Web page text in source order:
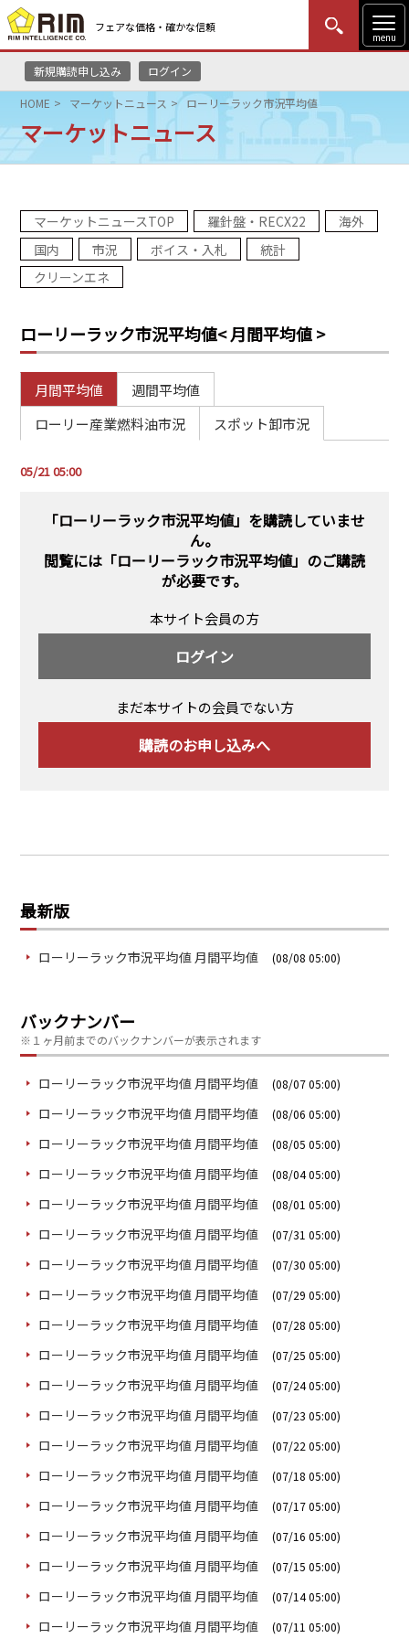
フェアな価格・確かな信頼
menu
新規購読申し込み ログイン
MENU
はじめての方
HOME
リムレポート
メソドロジー
コンサルティング
PRA原則
Q & A
お問い合わせ
サイトマップ
Rim Energy Media(韓国語)
HOME マーケットニュース ローリーラック市況平均値
マーケットニュース
マーケットニュースTOP 羅針盤・RECX22
海外
国内
市況 ボイス・入札
統計
クリーンエネ
ローリーラック市況平均値< 月間平均値 >
月間平均値
週間平均値
ローリー産業燃料油市況
スポット卸市況
05/21 05:00
「ローリーラック市況平均値」を購読していませ
ん。
閲覧には 「ローリーラック市況平均値」のご購読
が必要です。
本サイト会員の方
ログイン
まだ本サイトの会員でない方
購読のお申し込みへ
最新版
ローリーラック市況平均値 月間平均値 (08/08 05:00)
バックナンバー
※１ヶ月前までのバックナンバーが表示されます
ローリーラック市況平均値 月間平均値 (08/07 05:00)
ローリーラック市況平均値 月間平均値 (08/06 05:00)
ローリーラック市況平均値 月間平均値 (08/05 05:00)
ローリーラック市況平均値 月間平均値 (08/04 05:00)
ローリーラック市況平均値 月間平均値 (08/01 05:00)
ローリーラック市況平均値 月間平均値 (07/31 05:00)
ローリーラック市況平均値 月間平均値 (07/30 05:00)
ローリーラック市況平均値 月間平均値 (07/29 05:00)
ローリーラック市況平均値 月間平均値 (07/28 05:00)
ローリーラック市況平均値 月間平均値 (07/25 05:00)
ローリーラック市況平均値 月間平均値 (07/24 05:00)
ローリーラック市況平均値 月間平均値 (07/23 05:00)
ローリーラック市況平均値 月間平均値 (07/22 05:00)
ローリーラック市況平均値 月間平均値 (07/18 05:00)
ローリーラック市況平均値 月間平均値 (07/17 05:00)
ローリーラック市況平均値 月間平均値 (07/16 05:00)
ローリーラック市況平均値 月間平均値 (07/15 05:00)
ローリーラック市況平均値 月間平均値 (07/14 05:00)
ローリーラック市況平均値 月間平均値 (07/11 05:00)